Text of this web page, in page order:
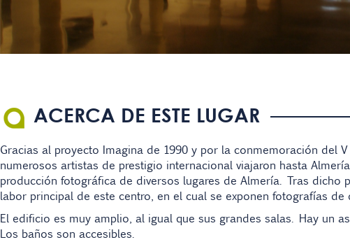
ACERCA DE ESTE LUGAR
Gracias al proyecto Imagina de 1990 y por la conmemoración del
numerosos artistas de prestigio internacional viajaron hasta
producción fotográfica de diversos lugares de Almería. Tras dicho
labor principal de este centro, en el cual se exponen fotografías de
El edificio es muy amplio, al igual que sus grandes salas. Hay un
Los baños son accesibles.